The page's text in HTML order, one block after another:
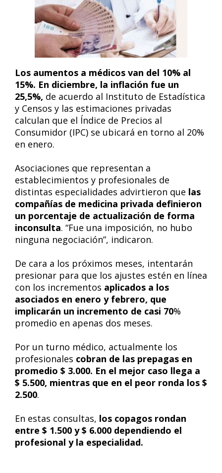
Los aumentos a médicos van del 10% al
15%. En diciembre, la inflación fue un
25,5%, de acuerdo al Instituto de Estadística
y Censos y las estimaciones privadas
calculan que el Índice de Precios al
Consumidor (IPC) se ubicará en torno al 20%
en enero.
Asociaciones que representan a
establecimientos y profesionales de
distintas especialidades advirtieron que las
compañías de medicina privada definieron
un porcentaje de actualización de forma
inconsulta. “Fue una imposición, no hubo
ninguna negociación”, indicaron.
De cara a los próximos meses, intentarán
presionar para que los ajustes estén en línea
con los incrementos aplicados a los
asociados en enero y febrero, que
implicarán un incremento de casi 70%
promedio en apenas dos meses.
Por un turno médico, actualmente los
profesionales cobran de las prepagas en
promedio $ 3.000. En el mejor caso llega a
$ 5.500, mientras que en el peor ronda los $
2.500.
En estas consultas, los copagos rondan
entre $ 1.500 y $ 6.000 dependiendo el
profesional y la especialidad.